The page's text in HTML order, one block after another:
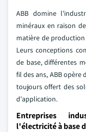
ABB domine
minéraux en raison
matière de
Leurs conceptions
de base, différentes
fil des ans, ABB
toujours offert des
d'application.
Entreprises
l'électricité à base